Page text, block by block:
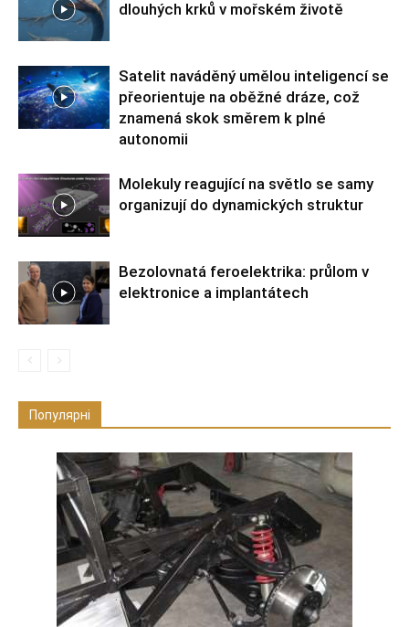
dlouhých krků v mořském životě
Satelit naváděný umělou inteligencí se
přeorientuje na oběžné dráze, což
znamená skok směrem k plné
autonomii
Molekuly reagující na světlo se samy
organizují do dynamických struktur
Bezolovnatá feroelektrika: průlom v
elektronice a implantátech
Популярні